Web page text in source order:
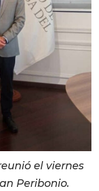
el viernes
Peribonio.